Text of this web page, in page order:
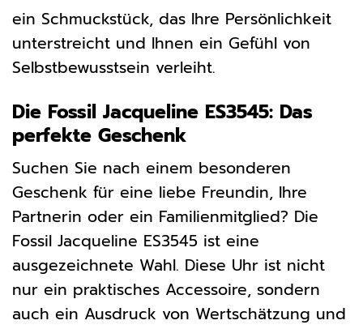
ein Schmuckstück, das Ihre Persönlichkeit
unterstreicht und Ihnen ein Gefühl von
Selbstbewusstsein verleiht.
Die Fossil Jacqueline ES3545: Das
perfekte Geschenk
Suchen Sie nach einem besonderen
Geschenk für eine liebe Freundin, Ihre
Partnerin oder ein Familienmitglied? Die
Fossil Jacqueline ES3545 ist eine
ausgezeichnete Wahl. Diese Uhr ist nicht
nur ein praktisches Accessoire, sondern
auch ein Ausdruck von Wertschätzung und